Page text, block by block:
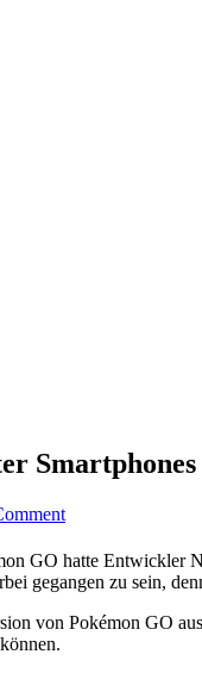
GO hatte
gegangen zu sein,
von Pokémon GO